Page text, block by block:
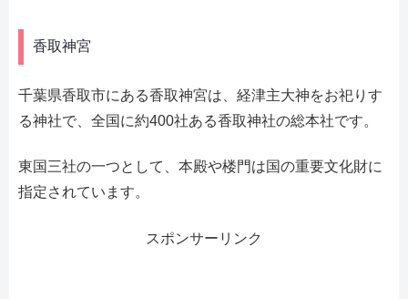
香取神宮
千葉県香取市にある香取神宮は、経津主大神をお祀りす
る神社で、全国に約400社ある香取神社の総本社です。
東国三社の一つとして、本殿や楼門は国の重要文化財に
指定されています。
スポンサーリンク